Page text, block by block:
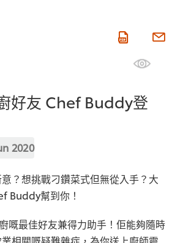
好友 Chef Buddy登
2020
？想挑戰刁鑽菜式但無從入手？大
Buddy幫到你！
嘅最佳好友兼得力助手！佢能夠隨時
相關嘅疑難雜症，為你送上廚師靈